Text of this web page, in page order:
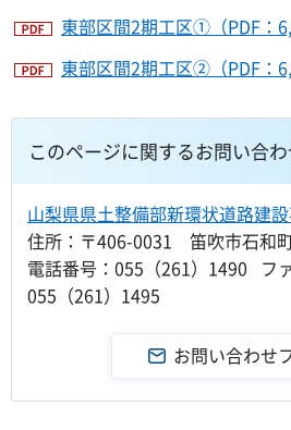
東部区間2期工区①（PDF：
東部区間2期工区②（PDF：
このページに関するお問い合
山梨県県土整備部新環状道路建
住所：〒406-0031 笛吹市石和
電話番号：055（261）1490 フ
055（261）1495